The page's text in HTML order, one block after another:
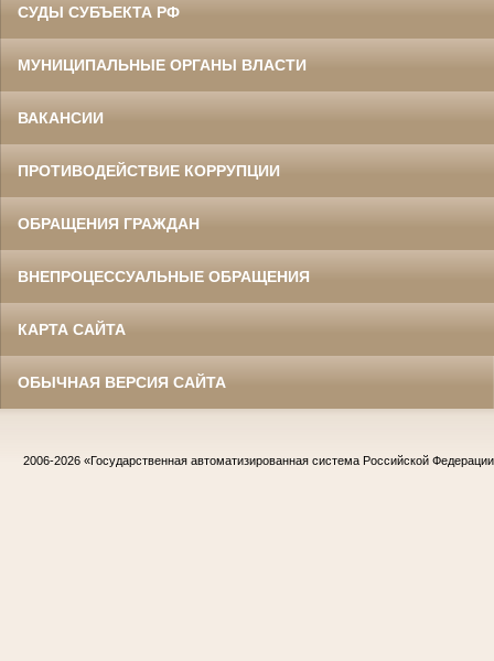
СУДЫ СУБЪЕКТА РФ
МУНИЦИПАЛЬНЫЕ ОРГАНЫ ВЛАСТИ
ВАКАНСИИ
ПРОТИВОДЕЙСТВИЕ КОРРУПЦИИ
ОБРАЩЕНИЯ ГРАЖДАН
ВНЕПРОЦЕССУАЛЬНЫЕ ОБРАЩЕНИЯ
КАРТА САЙТА
ОБЫЧНАЯ ВЕРСИЯ САЙТА
2006-2026 «Государственная автоматизированная система Российской